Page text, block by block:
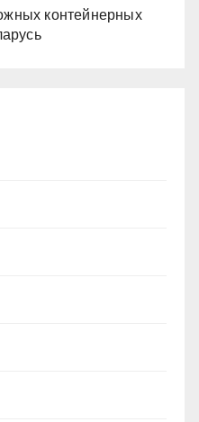
контейнерных